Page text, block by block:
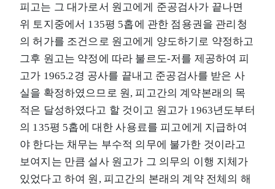
피고는 그 대가로서 원고에게 준공검사가 끝나면
위 토지중에서 135평 5홉에 관한 점용권을 관리청
의 허가를 조건으로 원고에게 양도하기로 약정하고
그후 원고는 약정에 따라 불르도-저를 제공하여 피
고가 1965.2경 공사를 끝내고 준공검사를 받은 사
실을 확정하였으므로 원, 피고간의 계약본래의 목
적은 달성하였다고 할 것이고 원고가 1963년도부터
의 135평 5홉에 대한 사용료를 피고에게 지급하여
야 한다는 채무는 부수적 의무에 불가한 것이라고
보여지는 만큼 설사 원고가 그 의무의 이행 지체가
있었다고 하여 원, 피고간의 본래의 계약 전체의 해